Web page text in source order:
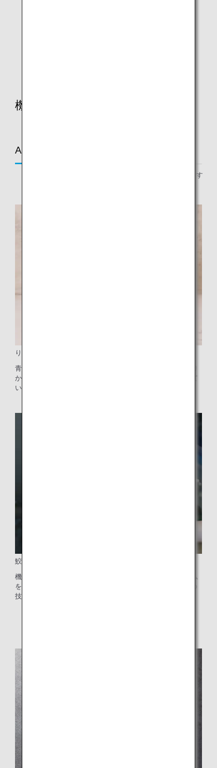
機内・機体
ANA Future Promise Jet & Prop限定
* 在庫状況等により、予告なく変更になる場合がございます
りんごの搾りかすを使ったヘッドレストカバー
青森県産りんごジュース製造の際に廃棄されるりんごの搾り
かすを配合した素材でできたヘッドレストカバーを使用して
います。
鮫肌（リブレット）加工
機体表面に、株式会社ニコンが開発したリブレットフィルム
を部分的に試験装着し、CO₂排出量削減に向けて耐久性等の
技術評価を行なっています。